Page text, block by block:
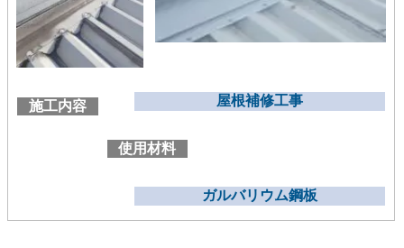
施工内容 屋根補修工事
使用材料
ガルバリウム鋼板